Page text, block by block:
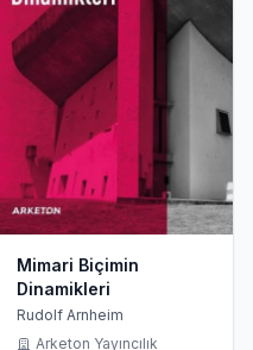
Mimari Biçimin
Dinamikleri
Rudolf Arnheim
Arketon Yayıncılık